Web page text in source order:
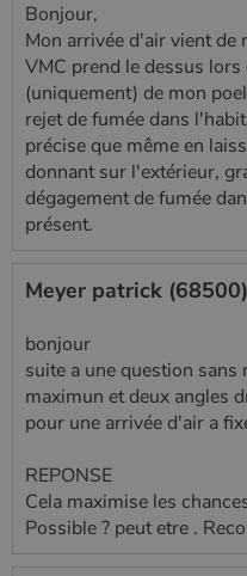
Bonjour,
Mon arrivée d'air vient
VMC prend le dessus
(uniquement) de mon
rejet de fumée dans
précise que même en
donnant sur l'extérieur,
dégagement de fumée
présent.
Meyer patrick
bonjour
suite a une question
maximun et deux angles
pour une arrivée d'air a
REPONSE
Cela maximise les
Possible ? peut etre .